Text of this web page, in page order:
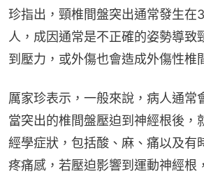
珍指出，頸椎間盤突出通常發生在
人，成因通常是不正確的姿勢導致
到壓力，或外傷也會造成外傷性椎
厲家珍表示，一般來說，病人通常
當突出的椎間盤壓迫到神經根後，
經學症狀，包括酸、麻、痛以及有
疼痛感，若壓迫影響到運動神經根